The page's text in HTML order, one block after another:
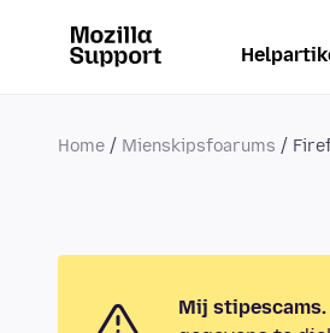
Home Mienskipsfoarums
Mij stipescams.